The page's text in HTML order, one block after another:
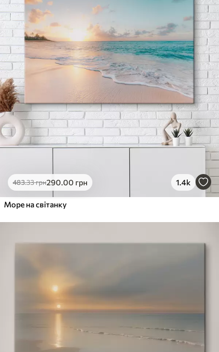
483.33грн290.00 грн 1.4k
Море на світанку